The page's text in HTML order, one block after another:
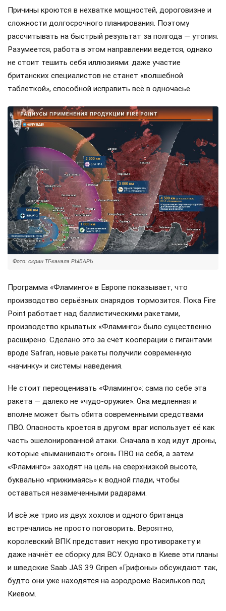
Причины кроются в нехватке мощностей, дороговизне и
сложности долгосрочного планирования. Поэтому
рассчитывать на быстрый результат за полгода — утопия.
Разумеется, работа в этом направлении ведется, однако
не стоит тешить себя иллюзиями: даже участие
британских специалистов не станет «волшебной
таблеткой», способной исправить всё в одночасье.
Фото: скрин ТГ-канала РЫБАРЬ
Программа «Фламинго» в Европе показывает, что
производство серьёзных снарядов тормозится. Пока Fire
Point работает над баллистическими ракетами,
производство крылатых «Фламинго» было существенно
расширено. Сделано это за счёт кооперации с гигантами
вроде Safran, новые ракеты получили современную
«начинку» и системы наведения.
Не стоит переоценивать «Фламинго»: сама по себе эта
ракета — далеко не «чудо-оружие». Она медленная и
вполне может быть сбита современными средствами
ПВО. Опасность кроется в другом: враг использует её как
часть эшелонированной атаки. Сначала в ход идут дроны,
которые «выманивают» огонь ПВО на себя, а затем
«Фламинго» заходят на цель на сверхнизкой высоте,
буквально «прижимаясь» к водной глади, чтобы
оставаться незамеченными радарами.
И всё же трио из двух хохлов и одного британца
встречались не просто поговорить. Вероятно,
королевский ВПК представит некую противоракету и
даже начнёт ее сборку для ВСУ. Однако в Киеве эти планы
и шведские Saab JAS 39 Gripen «Грифоны» обсуждают так,
будто они уже находятся на аэродроме Васильков под
Киевом.